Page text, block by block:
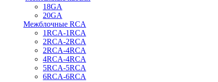
18GA
20GA
Межблочные RCA
1RCA-1RCA
2RCA-2RCA
2RCA-4RCA
4RCA-4RCA
5RCA-5RCA
6RCA-6RCA